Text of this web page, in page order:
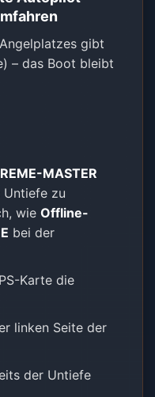
gibt
– das Boot bleibt
MASTER
Untiefe zu
wieOffline-
bei der
Karte die
linken Seite der
der Untiefe